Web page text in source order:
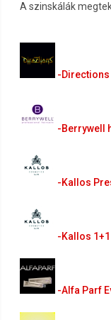
A szinskálák
-Directions
-Berrywell
-Kallos
-Kallos
-Alfa Parf